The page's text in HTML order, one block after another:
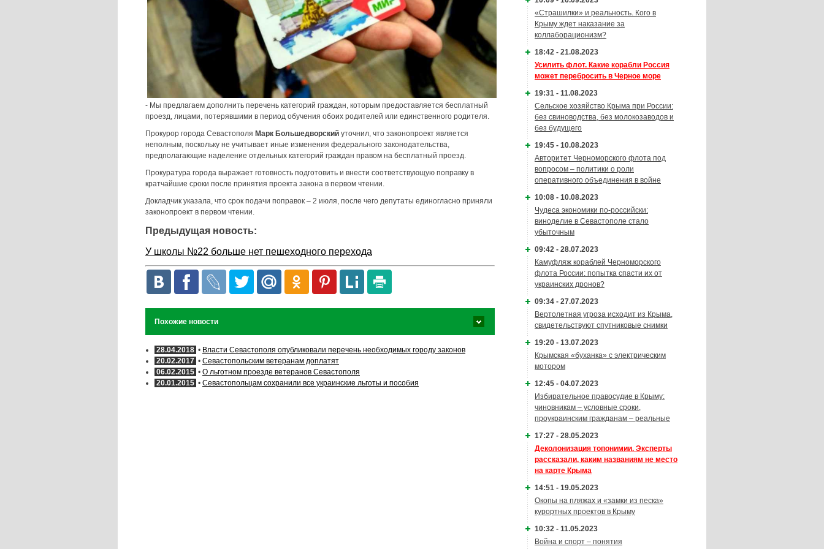
- Мы предлагаем дополнить перечень категорий граждан, которым предоставляется бесплатный
проезд, лицами, потерявшими в период обучения обоих родителей или единственного родителя.
Прокурор города Севастополя Марк Большедворский уточнил, что законопроект является
неполным, поскольку не учитывает иные изменения федерального законодательства,
предполагающие наделение отдельных категорий граждан правом на бесплатный проезд.
Прокуратура города выражает готовность подготовить и внести соответствующую поправку в
кратчайшие сроки после принятия проекта закона в первом чтении.
Докладчик указала, что срок подачи поправок – 2 июля, после чего депутаты единогласно приняли
законопроект в первом чтении.
Предыдущая новость:
У школы №22 больше нет пешеходного перехода
Похожие новости
28.04.2018 • Власти Севастополя опубликовали перечень необходимых городу законов
20.02.2017 • Севастопольским ветеранам доплатят
06.02.2015 • О льготном проезде ветеранов Севастополя
20.01.2015 • Севастопольцам сохранили все украинские льготы и пособия
«Страшилки» и реальность. Кого в
Крыму ждет наказание за
коллаборационизм?
18:42 - 21.08.2023
Усилить флот. Какие корабли Россия
может перебросить в Черное море
19:31 - 11.08.2023
Сельское хозяйство Крыма при России:
без свиноводства, без молокозаводов и
без будущего
19:45 - 10.08.2023
Авторитет Черноморского флота под
вопросом – политики о роли
оперативного объединения в войне
10:08 - 10.08.2023
Чудеса экономики по-российски:
виноделие в Севастополе стало
убыточным
09:42 - 28.07.2023
Камуфляж кораблей Черноморского
флота России: попытка спасти их от
украинских дронов?
09:34 - 27.07.2023
Вертолетная угроза исходит из Крыма,
свидетельствуют спутниковые снимки
19:20 - 13.07.2023
Крымская «буханка» с электрическим
мотором
12:45 - 04.07.2023
Избирательное правосудие в Крыму:
чиновникам – условные сроки,
проукраинским гражданам – реальные
17:27 - 28.05.2023
Деколонизация топонимии. Эксперты
рассказали, каким названиям не место
на карте Крыма
14:51 - 19.05.2023
Окопы на пляжах и «замки из песка»
курортных проектов в Крыму
10:32 - 11.05.2023
Война и спорт – понятия